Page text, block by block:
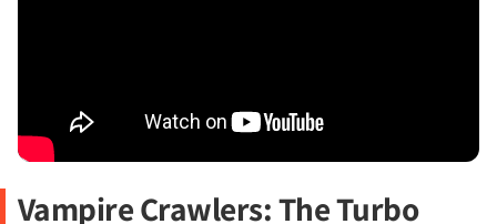
Vampire Crawlers: The Turbo